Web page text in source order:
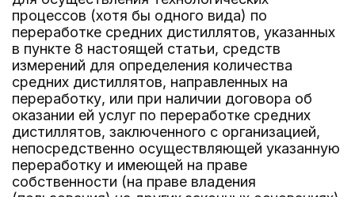
процессов (хотя бы одного вида) по
переработке средних дистиллятов, указанных
в пункте 8 настоящей статьи, средств
измерений для определения количества
средних дистиллятов, направленных на
переработку, или при наличии договора об
оказании ей услуг по переработке средних
дистиллятов, заключенного с организацией,
непосредственно осуществляющей указанную
переработку и имеющей на праве
собственности (на праве владения